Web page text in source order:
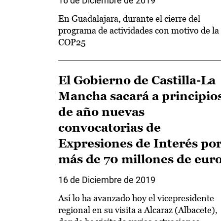
En Guadalajara, durante el cierre del
programa de actividades con motivo de la
COP25
El Gobierno de Castilla-La
Mancha sacará a
de año nuevas
convocatorias de
Expresiones de Interés
más de 70 millones de
16 de Diciembre de 2019
Así lo ha avanzado hoy el vicepresidente
regional en su visita a Alcaraz (Albacete),